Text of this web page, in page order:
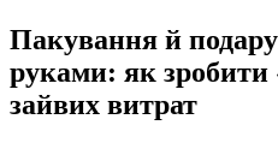
Пакування й
руками: як зробити
зайвих витрат